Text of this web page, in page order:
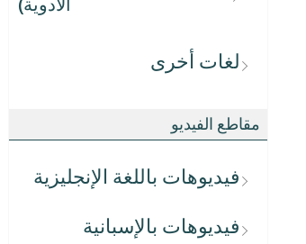
لغات أخرى
مقاطع الفيديو
فيديوهات باللغة الإنجليزية
فيديوهات بالإسبانية